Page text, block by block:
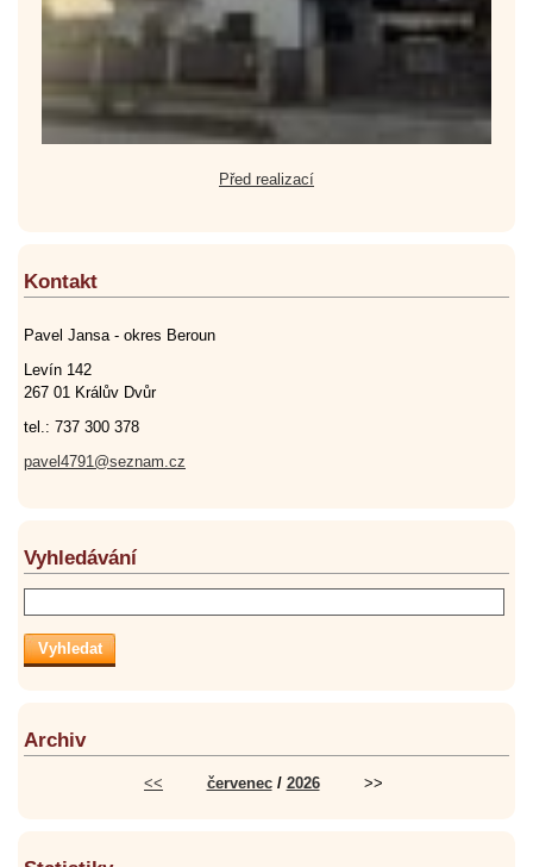
Před realizací
Kontakt
Pavel Jansa - okres Beroun
Levín 142
267 01 Králův Dvůr
tel.: 737 300 378
pavel4791@seznam.cz
Vyhledávání
Archiv
<< červenec/ 2026 >>